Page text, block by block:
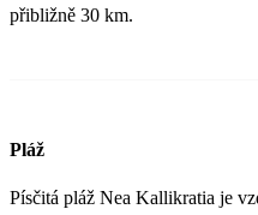
přibližně 30 km.
Pláž
Písčitá pláž Nea Kallikratia je